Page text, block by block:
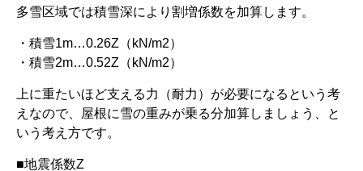
多雪区域では積雪深により割増係数を加算します。
・積雪1m…0.26Z（kN/m2）
・積雪2m…0.52Z（kN/m2）
上に重たいほど支える力（耐力）が必要になるという考
えなので、屋根に雪の重みが乗る分加算しましょう、と
いう考え方です。
■地震係数Z